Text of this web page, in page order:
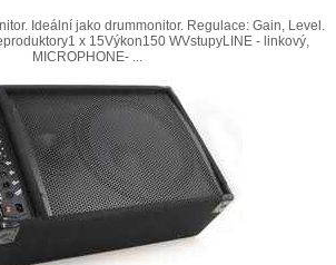
Ideální jako drummonitor. Regulace: Gain, Level.
x 15Výkon150 WVstupyLINE - linkový,
MICROPHONE- ...